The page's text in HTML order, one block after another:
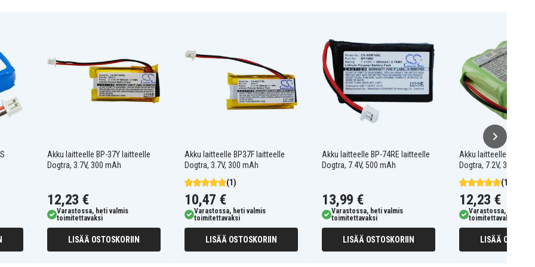
training collar
Dogtra 22000NCP Collar
Dogtra DA009
Dogtra Receiver 175NCP
Dogtra Receiver EF-3000
Akku laitteelle BP-37Y laitteelle
Dogtra, 3.7V, 300 mAh
12,23 €
Varastossa, heti valmis
toimitettavaksi
LISÄÄ OSTOSKORIIN
Akku laitteelle BP37F laitteelle
Dogtra, 3.7V, 300 mAh
(1)
10,47 €
Varastossa, heti valmis
toimitettavaksi
LISÄÄ OSTOSKORIIN
Akku laitteelle BP-74RE laitteelle
Dogtra, 7.4V, 500 mAh
13,99 €
Varastossa, heti valmis
toimitettavaksi
LISÄÄ OSTOSKORIIN
Akku laitteelle DC-7
Dogtra, 7.2V, 300 mAh
(1)
12,23 €
Varastossa, heti
toimitettavaksi
LISÄÄ